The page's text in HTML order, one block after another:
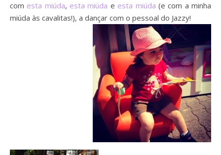
com esta miúda, esta miúda e esta miúda (e com a minha
miúda às cavalitas!), a dançar com o pessoal do Jazzy!